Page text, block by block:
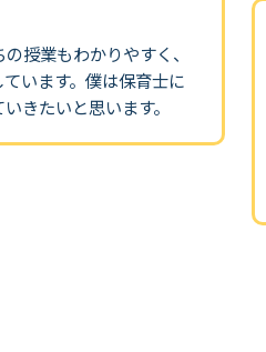
授業もわかりやすく、
います。僕は保育士に
きたいと思います。